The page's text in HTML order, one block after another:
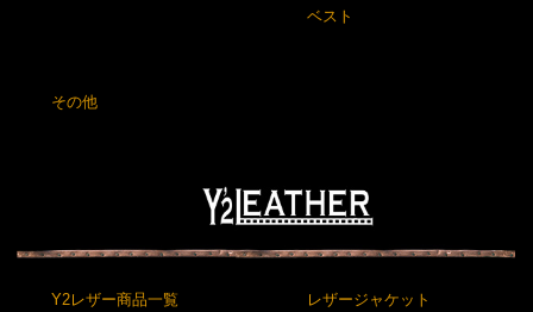
ベスト
その他
Y2レザー商品一覧 レザージャケット